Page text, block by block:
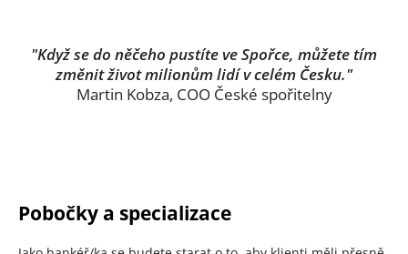
"Když se do něčeho pustíte ve Spořce, můžete tím
změnit život milionům lidí v celém Česku."
Martin Kobza, COO České spořitelny
Pobočky a specializace